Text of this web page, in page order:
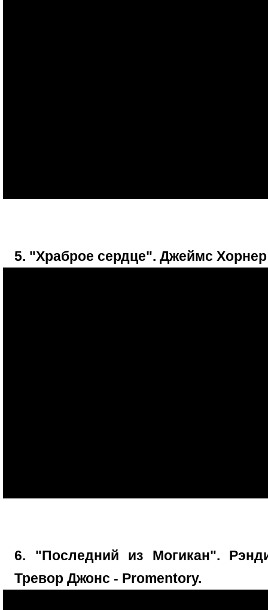
5. "Храброе сердце". Джеймс
6. "Последний из Могикан".
Тревор Джонс - Promentory.